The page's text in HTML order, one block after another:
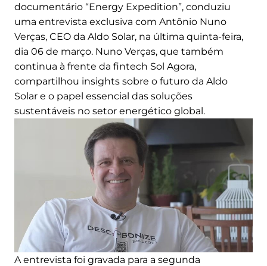
documentário “Energy Expedition”, conduziu
uma entrevista exclusiva com Antônio Nuno
Verças, CEO da Aldo Solar, na última quinta-feira,
dia 06 de março. Nuno Verças, que também
continua à frente da fintech Sol Agora,
compartilhou insights sobre o futuro da Aldo
Solar e o papel essencial das soluções
sustentáveis no setor energético global.
A entrevista foi gravada para a segunda